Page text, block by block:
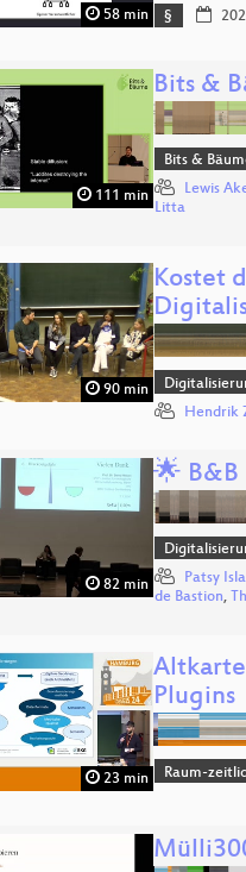
58 min §
111 min
Bits &
Bits &
Lewis
Litta
90 min
Kostet
Hendrik
82 min
🌟 B&B
Patsy
de Bastion,
23 min
Plugins
Raum-